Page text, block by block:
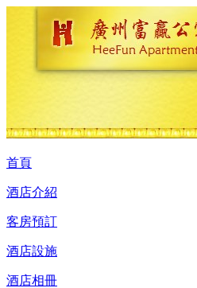
首頁
酒店介紹
客房預訂
酒店設施
酒店相冊